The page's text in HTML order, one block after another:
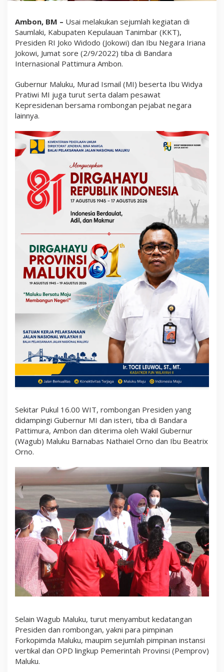
r
s
d
e
n
d
a
I
b
u
N
r
a
e
n
j
u
A
m
b
n
M
e
n
g
g
u
n
a
k
a
n
P
e
a
w
t
K
r
e
s
i
d
a
n
Ambon, BM – Usai melakukan sejumlah kegiatan di
Saumlaki, Kabupaten Kepulauan Tanimbar (KKT),
Presiden RI Joko Widodo (Jokowi) dan Ibu Negara Iriana
Jokowi, Jumat sore (2/9/2022) tiba di Bandara
Internasional Pattimura Ambon.
Gubernur Maluku, Murad Ismail (MI) beserta Ibu Widya
Pratiwi MI juga turut serta dalam pesawat
Kepresidenan bersama rombongan pejabat negara
lainnya.
Sekitar Pukul 16.00 WIT, rombongan Presiden yang
didampingi Gubernur MI dan isteri, tiba di Bandara
Pattimura, Ambon dan diterima oleh Wakil Gubernur
(Wagub) Maluku Barnabas Nathaiel Orno dan Ibu Beatrix
Orno.
Selain Wagub Maluku, turut menyambut kedatangan
Presiden dan rombongan, yakni para pimpinan
Forkopimda Maluku, maupim sejumlah pimpinan instansi
vertikal dan OPD lingkup Pemerintah Provinsi (Pemprov)
Maluku.